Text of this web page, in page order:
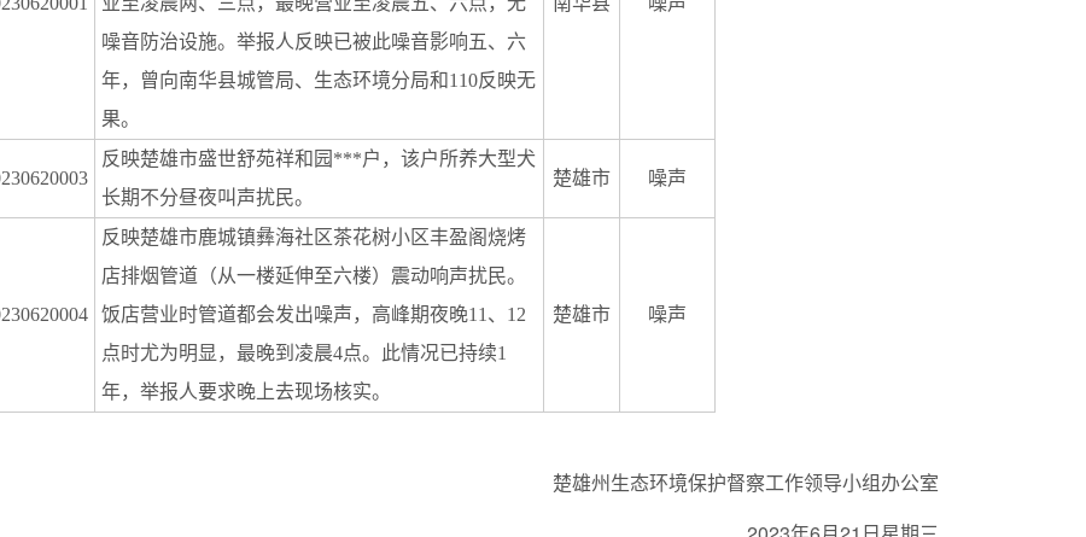
噪音防治设施。举报人反映已被此噪音影响五、六
年，曾向南华县城管局、生态环境分局和110反映无
果。
反映楚雄市盛世舒苑祥和园***户，该户所养大型犬
长期不分昼夜叫声扰民。
楚雄市 噪声
反映楚雄市鹿城镇彝海社区茶花树小区丰盈阁烧烤
店排烟管道（从一楼延伸至六楼）震动响声扰民。
饭店营业时管道都会发出噪声，高峰期夜晚11、12
点时尤为明显，最晚到凌晨4点。此情况已持续1
年，举报人要求晚上去现场核实。
楚雄市 噪声
楚雄州生态环境保护督察工作领导小组办公室